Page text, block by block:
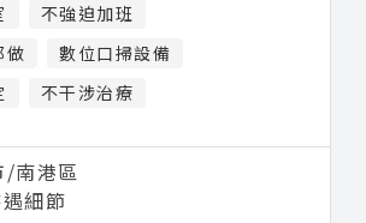
班、院長自己就準時下班，你能
案做好，不用把時間耗在無謂的
的個案，得回得了傳統矯正。所
隱形，我們更希望你傳統矯正很
拿捏得住，病人才顧得周全。
不強迫加班
做
數位口掃設備
不干涉治療
/南港區
細節